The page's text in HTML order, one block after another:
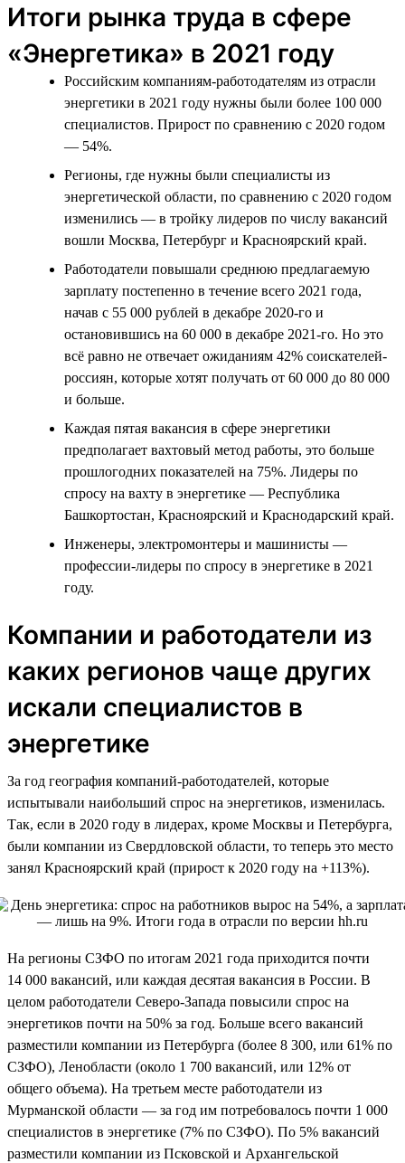
Итоги рынка труда в сфере
«Энергетика» в 2021 году
Российским компаниям-работодателям из отрасли
энергетики в 2021 году нужны были более 100 000
специалистов. Прирост по сравнению с 2020 годом
— 54%.
Регионы, где нужны были специалисты из
энергетической области, по сравнению с 2020 годом
изменились — в тройку лидеров по числу вакансий
вошли Москва, Петербург и Красноярский край.
Работодатели повышали среднюю предлагаемую
зарплату постепенно в течение всего 2021 года,
начав с 55 000 рублей в декабре 2020-го и
остановившись на 60 000 в декабре 2021-го. Но это
всё равно не отвечает ожиданиям 42% соискателей-
россиян, которые хотят получать от 60 000 до 80 000
и больше.
Каждая пятая вакансия в сфере энергетики
предполагает вахтовый метод работы, это больше
прошлогодних показателей на 75%. Лидеры по
спросу на вахту в энергетике — Республика
Башкортостан, Красноярский и Краснодарский край.
Инженеры, электромонтеры и машинисты —
профессии-лидеры по спросу в энергетике в 2021
году.
Компании и работодатели из
каких регионов чаще других
искали специалистов в
энергетике
За год география компаний-работодателей, которые
испытывали наибольший спрос на энергетиков, изменилась.
Так, если в 2020 году в лидерах, кроме Москвы и Петербурга,
были компании из Свердловской области, то теперь это место
занял Красноярский край (прирост к 2020 году на +113%).
На регионы СЗФО по итогам 2021 года приходится почти
14 000 вакансий, или каждая десятая вакансия в России. В
целом работодатели Северо-Запада повысили спрос на
энергетиков почти на 50% за год. Больше всего вакансий
разместили компании из Петербурга (более 8 300, или 61% по
СЗФО), Ленобласти (около 1 700 вакансий, или 12% от
общего объема). На третьем месте работодатели из
Мурманской области — за год им потребовалось почти 1 000
специалистов в энергетике (7% по СЗФО). По 5% вакансий
разместили компании из Псковской и Архангельской